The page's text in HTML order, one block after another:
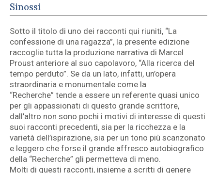
Sinossi
Sotto il titolo di uno dei racconti qui riuniti, “La
confessione di una ragazza”, la presente edizione
raccoglie tutta la produzione narrativa di Marcel
Proust anteriore al suo capolavoro, “Alla ricerca del
tempo perduto”. Se da un lato, infatti, un’opera
straordinaria e monumentale come la
“Recherche” tende a essere un referente quasi unico
per gli appassionati di questo grande scrittore,
dall’altro non sono pochi i motivi di interesse di questi
suoi racconti precedenti, sia per la ricchezza e la
varietà dell’ispirazione, sia per un tono più scanzonato
e leggero che forse il grande affresco autobiografico
della “Recherche” gli permetteva di meno.
Molti di questi racconti, insieme a scritti di genere